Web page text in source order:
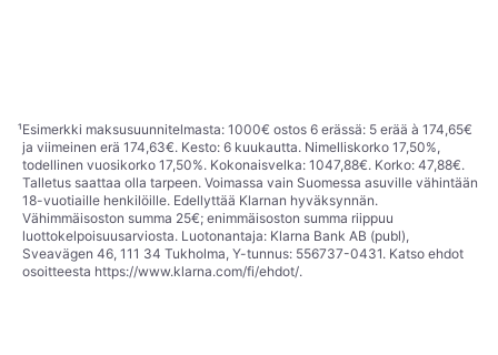
¹Esimerkki maksusuunnitelmasta: 1000€ ostos 6 erässä: 5 erää à 174,65€
ja viimeinen erä 174,63€. Kesto: 6 kuukautta. Nimelliskorko 17,50%,
todellinen vuosikorko 17,50%. Kokonaisvelka: 1047,88€. Korko: 47,88€.
Talletus saattaa olla tarpeen. Voimassa vain Suomessa asuville vähintään
18-vuotiaille henkilöille. Edellyttää Klarnan hyväksynnän.
Vähimmäisoston summa 25€; enimmäisoston summa riippuu
luottokelpoisuusarviosta. Luotonantaja: Klarna Bank AB (publ),
Sveavägen 46, 111 34 Tukholma, Y-tunnus: 556737-0431. Katso ehdot
osoitteesta https://www.klarna.com/fi/ehdot/.